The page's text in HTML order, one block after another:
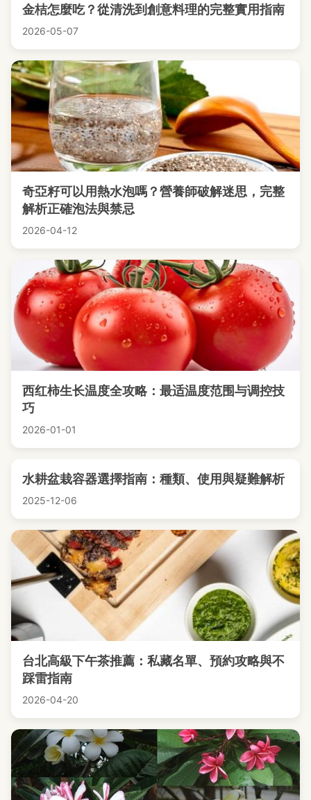
金桔怎麼吃？從清洗到創意料理的完整實用指南
2026-05-07
奇亞籽可以用熱水泡嗎？營養師破解迷思，完整
解析正確泡法與禁忌
2026-04-12
西红柿生长温度全攻略：最适温度范围与调控技
巧
2026-01-01
水耕盆栽容器選擇指南：種類、使用與疑難解析
2025-12-06
台北高級下午茶推薦：私藏名單、預約攻略與不
踩雷指南
2026-04-20